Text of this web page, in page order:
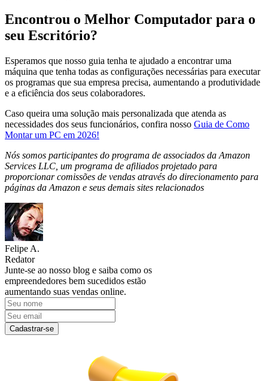
Encontrou o Melhor Computador para o
seu Escritório?
Esperamos que nosso guia tenha te ajudado a encontrar uma
máquina que tenha todas as configurações necessárias para executar
os programas que sua empresa precisa, aumentando a produtividade
e a eficiência dos seus colaboradores.
Caso queira uma solução mais personalizada que atenda as
necessidades dos seus funcionários, confira nosso Guia de Como
Montar um PC em 2026!
Nós somos participantes do programa de associados da Amazon
Services LLC, um programa de afiliados projetado para
proporcionar comissões de vendas através do direcionamento para
páginas da Amazon e seus demais sites relacionados
Felipe A.
Redator
Junte-se ao nosso blog e saiba como os
empreendedores bem sucedidos estão
aumentando suas vendas online.
Cadastrar-se